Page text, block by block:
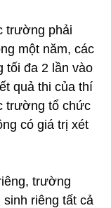
trường phải
một năm, các
tối đa 2 lần vào
quả thi của thí
trường tổ chức
có giá trị xét
trường
riêng tất cả